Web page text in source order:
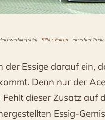
sein) –Silber-Edition– ein echter
Essige darauf ein,
Denn nur der
dieser Zusatz auf
Essig-